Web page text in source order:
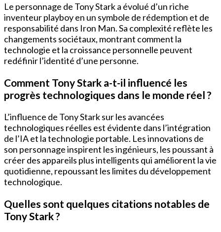
Le personnage de Tony Stark a évolué d’un riche
inventeur playboy en un symbole de rédemption et de
responsabilité dans Iron Man. Sa complexité reflète les
changements sociétaux, montrant comment la
technologie et la croissance personnelle peuvent
redéfinir l’identité d’une personne.
Comment Tony Stark a-t-il influencé les
progrès technologiques dans le monde réel ?
L’influence de Tony Stark sur les avancées
technologiques réelles est évidente dans l’intégration
de l’IA et la technologie portable. Les innovations de
son personnage inspirent les ingénieurs, les poussant à
créer des appareils plus intelligents qui améliorent la vie
quotidienne, repoussant les limites du développement
technologique.
Quelles sont quelques citations notables de
Tony Stark ?